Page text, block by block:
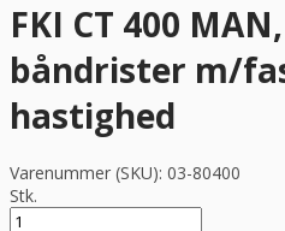
FKI CT 400 MAN,
båndrister m/
hastighed
Varenummer (SKU): 03-80400
Stk.